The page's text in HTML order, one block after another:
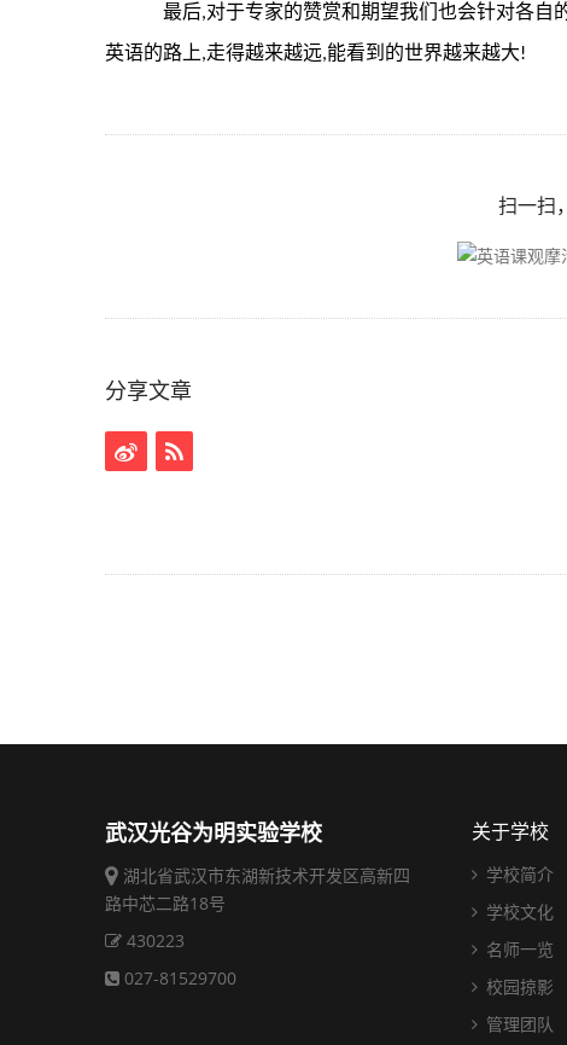
最后,对于专家的赞赏和期望我们也会针对各自
英语的路上,走得越来越远,能看到的世界越来越大!
扫一扫
分享文章
武汉光谷为明实验学校
湖北省武汉市东湖新技术开发区高新四
路中芯二路18号
430223
027-81529700
关于学校
学校简介
学校文化
名师一览
校园掠影
管理团队